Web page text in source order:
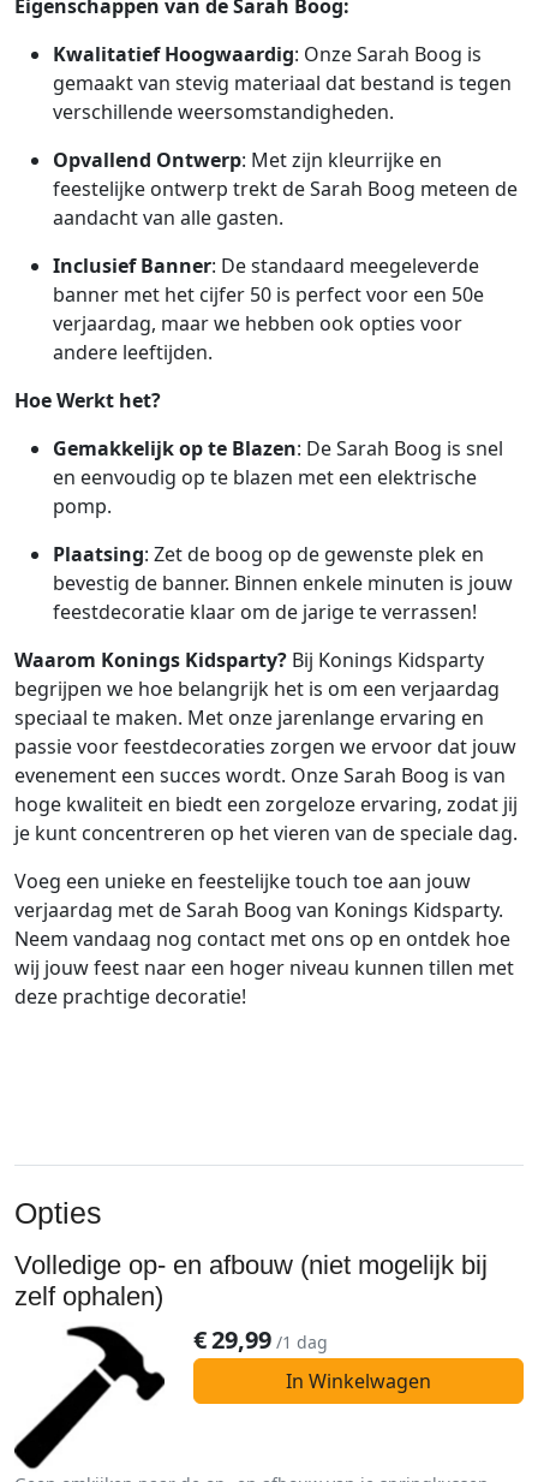
Eigenschappen van de Sarah Boog:
Kwalitatief Hoogwaardig: Onze Sarah Boog is
gemaakt van stevig materiaal dat bestand is tegen
verschillende weersomstandigheden.
Opvallend Ontwerp: Met zijn kleurrijke en
feestelijke ontwerp trekt de Sarah Boog meteen de
aandacht van alle gasten.
Inclusief Banner: De standaard meegeleverde
banner met het cijfer 50 is perfect voor een 50e
verjaardag, maar we hebben ook opties voor
andere leeftijden.
Hoe Werkt het?
Gemakkelijk op te Blazen: De Sarah Boog is snel
en eenvoudig op te blazen met een elektrische
pomp.
Plaatsing: Zet de boog op de gewenste plek en
bevestig de banner. Binnen enkele minuten is jouw
feestdecoratie klaar om de jarige te verrassen!
Waarom Konings Kidsparty? Bij Konings Kidsparty
begrijpen we hoe belangrijk het is om een verjaardag
speciaal te maken. Met onze jarenlange ervaring en
passie voor feestdecoraties zorgen we ervoor dat jouw
evenement een succes wordt. Onze Sarah Boog is van
hoge kwaliteit en biedt een zorgeloze ervaring, zodat jij
je kunt concentreren op het vieren van de speciale dag.
Voeg een unieke en feestelijke touch toe aan jouw
verjaardag met de Sarah Boog van Konings Kidsparty.
Neem vandaag nog contact met ons op en ontdek hoe
wij jouw feest naar een hoger niveau kunnen tillen met
deze prachtige decoratie!
Opties
Volledige op- en afbouw (niet mogelijk bij
zelf ophalen)
€29,99 /1 dag
In Winkelwagen